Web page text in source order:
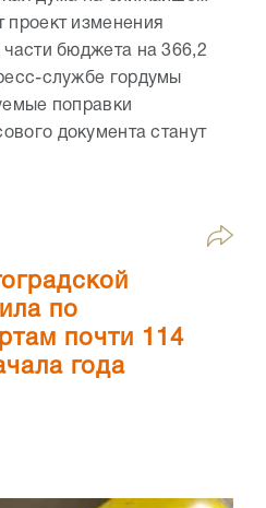
проект изменения
бюджета на 366,2
службе гордумы
поправки
документа станут
по
почти 114
года